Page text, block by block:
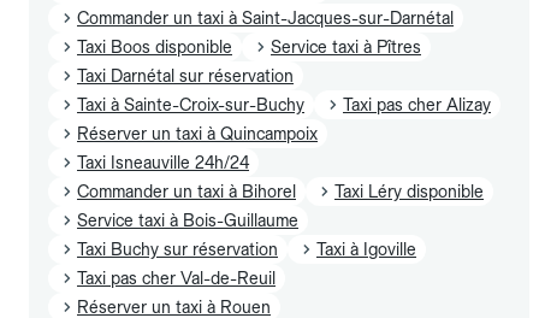
Commander un taxi à Saint-Jacques-sur-Darnétal
Taxi Boos disponible
Service taxi à Pîtres
Taxi Darnétal sur réservation
Taxi à Sainte-Croix-sur-Buchy
Taxi pas cher Alizay
Réserver un taxi à Quincampoix
Taxi Isneauville 24h/24
Commander un taxi à Bihorel
Taxi Léry disponible
Service taxi à Bois-Guillaume
Taxi Buchy sur réservation
Taxi à Igoville
Taxi pas cher Val-de-Reuil
Réserver un taxi à Rouen